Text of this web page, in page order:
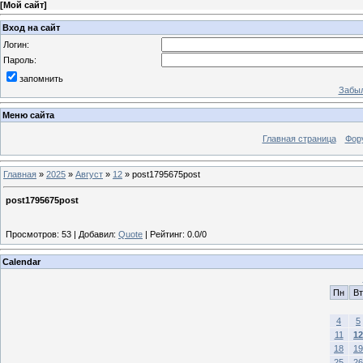
[Мой сайт]
Вход на сайт
Логин:
Пароль:
запомнить
Меню сайта
Главная страница
Главная » 2025 » Август » 12 » post1795675post
post1795675post
Просмотров: 53 | Добавил: Quote | Рейтинг: 0.0/0
Calendar
Пн
Вт
4
5
11
12
18
19